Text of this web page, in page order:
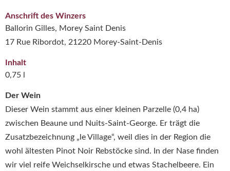
Der Wein
Dieser Wein stammt aus einer kleinen Parzelle (0,4 ha)
zwischen Beaune und Nuits-Saint-George. Er trägt die
Zusatzbezeichnung „le Village“, weil dies in der Region die
wohl ältesten Pinot Noir Rebstöcke sind. In der Nase finden
wir viel reife Weichselkirsche und etwas Stachelbeere. Ein
Anschrift des Winzers
Ballorin Gilles, Morey Saint Denis
17 Rue Ribordot, 21220 Morey-Saint-Denis
Inhalt
0,75 l